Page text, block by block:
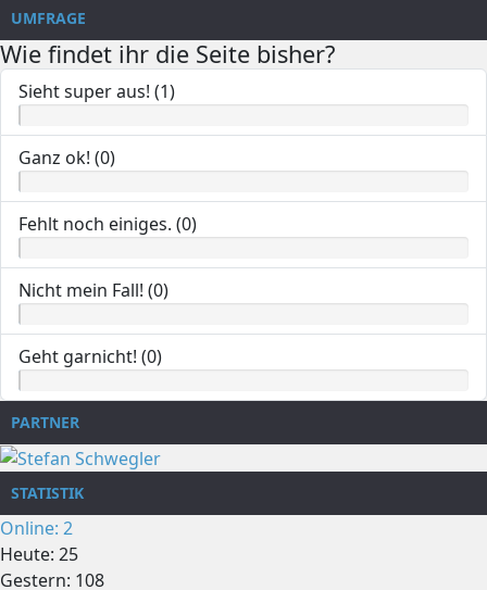
UMFRAGE
Wie findet ihr die Seite bisher?
Sieht super aus! (1)
Ganz ok! (0)
Fehlt noch einiges. (0)
Nicht mein Fall! (0)
Geht garnicht! (0)
PARTNER
STATISTIK
Online: 2
Heute: 25
Gestern: 108